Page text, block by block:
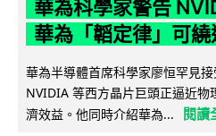
華為科學家警告
華為「韜定律」可
華為半導體首席科學家廖恒罕見
NVIDIA 等西方晶片巨頭正逼近
濟效益。他同時介紹華為...
閱讀